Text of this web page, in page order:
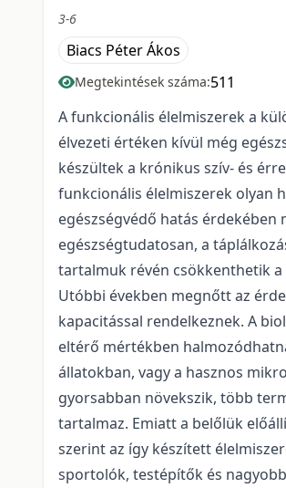
3-6
Biacs Péter Ákos
Megtekintések száma:511
A funkcionális élelmiszerek a
élvezeti értéken kívül még
készültek a krónikus szív- és
funkcionális élelmiszerek olyan
egészségvédő hatás
egészségtudatosan, a
tartalmuk révén csökkenthetik
Utóbbi években megnőtt az
kapacitással rendelkeznek. A
eltérő mértékben
állatokban, vagy a hasznos
gyorsabban növekszik, több
tartalmaz. Emiatt a belőlük
szerint az így készített
sportolók, testépítők és